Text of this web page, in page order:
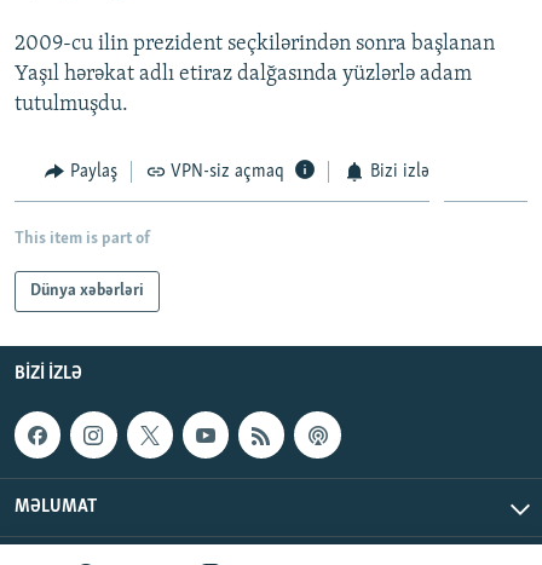
İNFOQRAFIKA
KARIKATURA
AZƏRBAYCAN ƏDƏBIYYATI KITABXANASI
İSLAM VƏ DEMOKRATIYA
MISSIYAMIZ
PEŞƏ ETIKASI VƏ JURNALISTIKA STANDARTLARIMIZ
AZADLIQRADIOSU MOBIL TELEFONUNUZDA
BIZI IZLƏ
RFE/RL-in bütün saytları
2009-cu ilin prezident seçkilərindən sonra başlanan
Yaşıl hərəkat adlı etiraz dalğasında yüzlərlə adam
tutulmuşdu.
Paylaş VPN-siz açmaq Bizi izlə
This item is part of
Dünya xəbərləri
BIZI IZLƏ
MƏLUMAT